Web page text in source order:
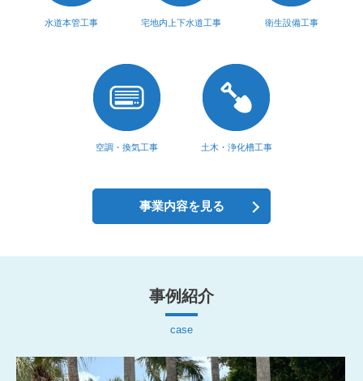
水道本管工事 宅地内上下水道工事 衛生設備工事
空調・換気工事 土木・浄化槽工事
事業内容を見る
事例紹介